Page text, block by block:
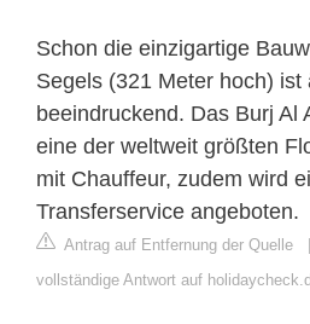
Schon die einzigartige
Segels (321 Meter hoch) ist
beeindruckend. Das Burj Al
eine der weltweit größten
mit Chauffeur, zudem wird
Transferservice angeboten.
Antrag auf Entfernung der Quelle
vollständige Antwort auf